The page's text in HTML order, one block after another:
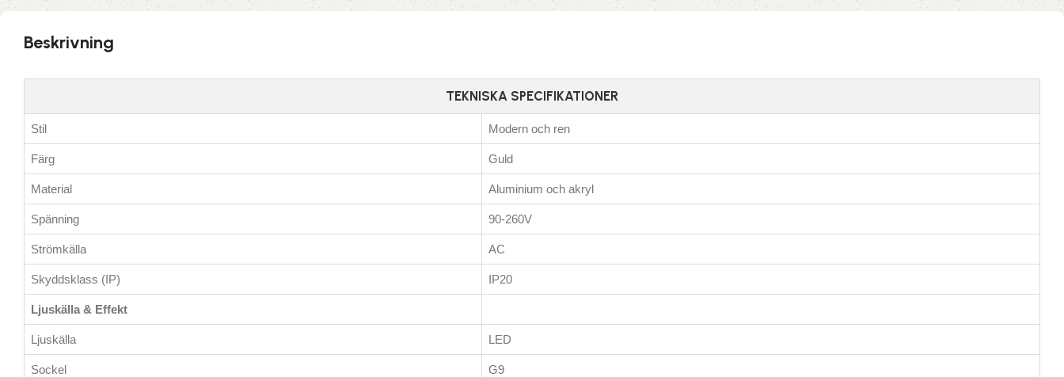
Beskrivning
TEKNISKA SPECIFIKATIONER
Stil Modern och ren
Färg Guld
Material Aluminium och akryl
Spänning 90-260V
Strömkälla AC
Skyddsklass (IP) IP20
Ljuskälla & Effekt
Ljuskälla LED
Sockel G9